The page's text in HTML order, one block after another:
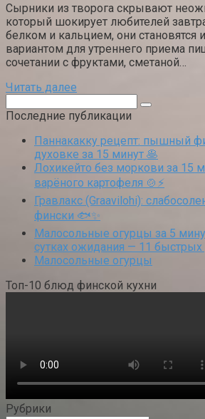
Сырники из творога скрывают
который шокирует любителей
белком и кальцием, они становятся
вариантом для утреннего приема
сочетании с фруктами, сметаной…
Читать далее
Последние публикации
Паннакакку рецепт: пышный
духовке за 15 минут 🥞
Лохикейто без моркови за 15
варёного картофеля 🍲⚡
Гравлакс (Graavilohi):
фински 🐟✨
Малосольные огурцы за 5
сутках ожидания — 11 быстрых
Малосольные огурцы
Топ-10 блюд финской кухни
Рубрики